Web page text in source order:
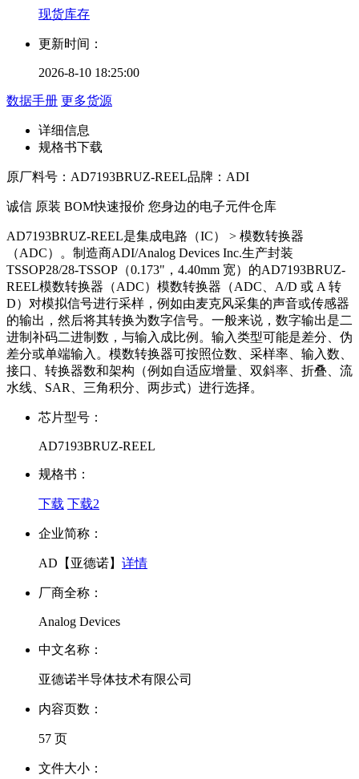
现货库存
更新时间：
2026-8-10 18:25:00
数据手册 更多货源
详细信息
规格书下载
原厂料号： AD7193BRUZ-REEL品牌： ADI
诚信 原装 BOM快速报价 您身边的电子元件仓库
AD7193BRUZ-REEL是集成电路（IC） > 模数转换器
（ADC）。制造商ADI/Analog Devices Inc.生产封装
TSSOP28/28-TSSOP（0.173"，4.40mm 宽）的AD7193BRUZ-
REEL模数转换器（ADC）模数转换器（ADC、A/D 或 A 转
D）对模拟信号进行采样，例如由麦克风采集的声音或传感器
的输出，然后将其转换为数字信号。一般来说，数字输出是二
进制补码二进制数，与输入成比例。输入类型可能是差分、伪
差分或单端输入。模数转换器可按照位数、采样率、输入数、
接口、转换器数和架构（例如自适应增量、双斜率、折叠、流
水线、SAR、三角积分、两步式）进行选择。
芯片型号：
AD7193BRUZ-REEL
规格书：
下载 下载2
企业简称：
AD【亚德诺】 详情
厂商全称：
Analog Devices
中文名称：
亚德诺半导体技术有限公司
内容页数：
57 页
文件大小：